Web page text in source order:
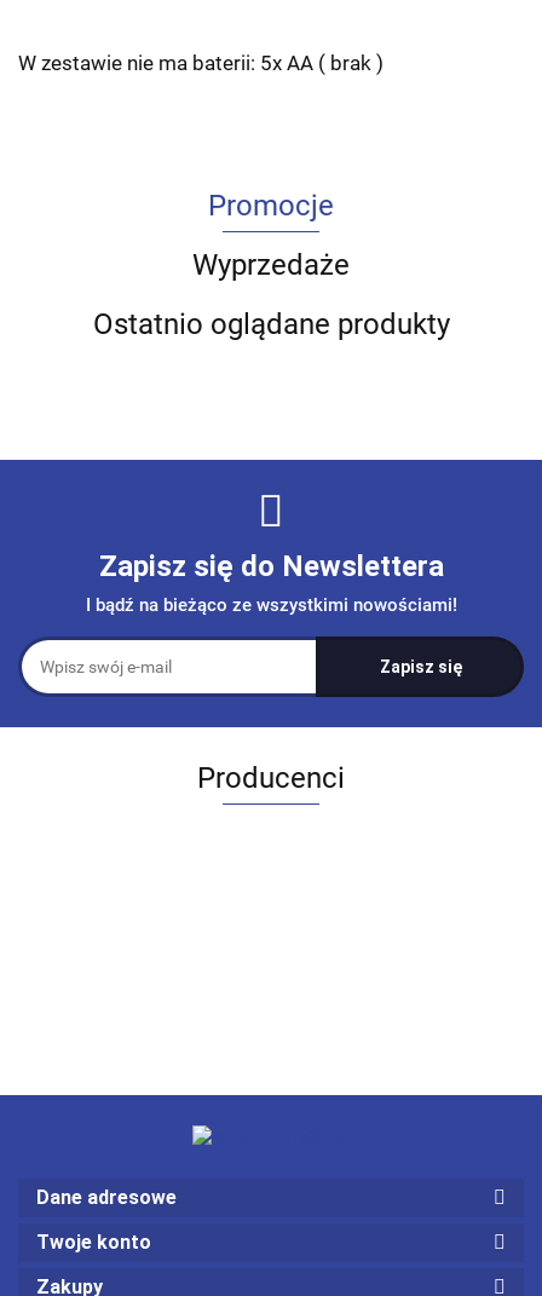
W zestawie nie ma baterii: 5x AA ( brak )
Promocje
Wyprzedaże
Ostatnio oglądane produkty
Zapisz się do Newslettera
I bądź na bieżąco ze wszystkimi nowościami!
Producenci
Dane adresowe
Twoje konto
Zakupy